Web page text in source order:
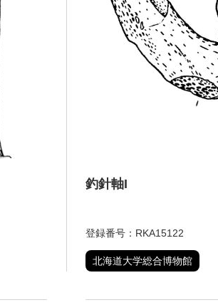
釣針軸I
登録番号：RKA15122
北海道大学総合博物館